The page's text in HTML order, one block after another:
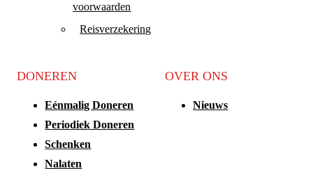
voorwaarden
Reisverzekering
DONEREN
Eénmalig Doneren
Periodiek Doneren
Schenken
Nalaten
OVER ONS
Nieuws